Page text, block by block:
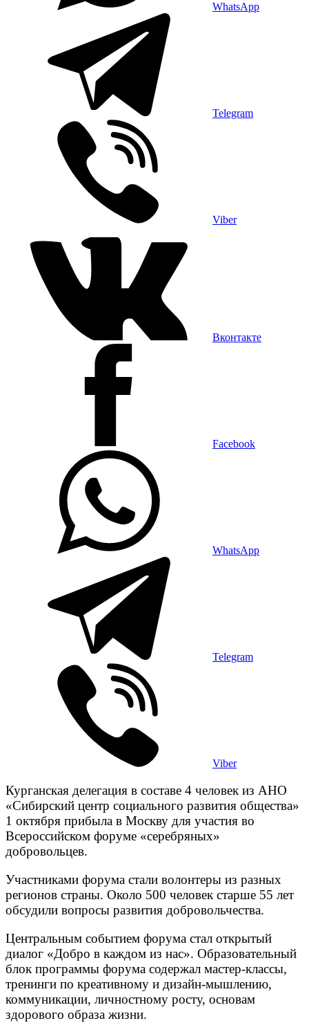
WhatsApp
Telegram
Viber
Вконтакте
Facebook
WhatsApp
Telegram
Viber
Курганская делегация в составе 4 человек из АНО
«Сибирский центр социального развития общества»
1 октября прибыла в Москву для участия во
Всероссийском форуме «серебряных»
добровольцев.
Участниками форума стали волонтеры из разных
регионов страны. Около 500 человек старше 55 лет
обсудили вопросы развития добровольчества.
Центральным событием форума стал открытый
диалог «Добро в каждом из нас». Образовательный
блок программы форума содержал мастер-классы,
тренинги по креативному и дизайн-мышлению,
коммуникации, личностному росту, основам
здорового образа жизни.